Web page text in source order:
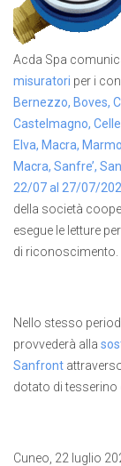
Acda Spa
misuratori per i
Bernezzo, Boves,
Castelmagno,
Elva, Macra,
Macra, Sanfre’,
22/07 al 27/07/
della società
esegue le letture
di riconoscimento.
Nello stesso
provvederà alla
Sanfront
dotato di
Cuneo, 22 luglio